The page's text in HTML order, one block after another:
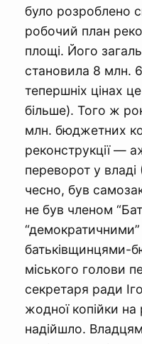
було розроблено
робочий план
площі. Його
становила 8 млн.
тепершніх цінах
більше). Того ж
млн. бюджетних
реконструкції —
переворот у
чесно, був
не був членом
батьківщинцями-
міського голови
секретаря ради
жодної копійки на
надійшло.